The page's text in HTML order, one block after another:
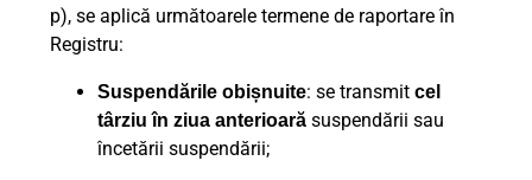
p), se aplică următoarele termene de raportare în
Registru:
Suspendările obișnuite: se transmit cel
târziu în ziua anterioară suspendării sau
încetării suspendării;